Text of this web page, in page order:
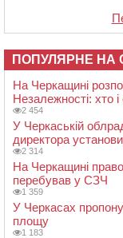
ПОПУЛЯРНЕ НА
На Черкащині
Незалежності: хто
2 454
У Черкаській
директора
2 314
На Черкащині
перебував у СЗЧ
1 359
У Черкасах
площу
1 183